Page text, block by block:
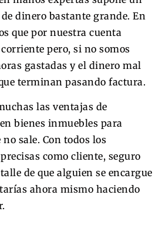
dinero bastante grande. En
que por nuestra cuenta
pero, si no somos
gastadas y el dinero mal
terminan pasando factura.
las ventajas de
bienes inmuebles para
no sale. Con todos los
como cliente, seguro
de que alguien se encargue
ahora mismo haciendo